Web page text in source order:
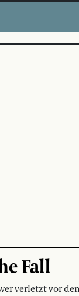
Fall
verletzt vor